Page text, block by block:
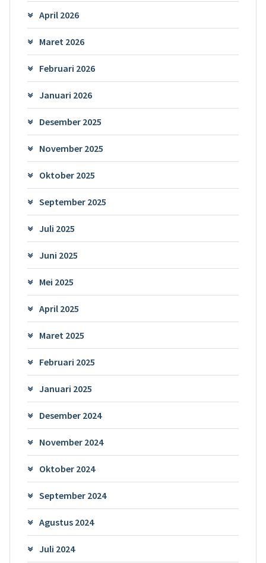
April 2026
Maret 2026
Februari 2026
Januari 2026
Desember 2025
November 2025
Oktober 2025
September 2025
Juli 2025
Juni 2025
Mei 2025
April 2025
Maret 2025
Februari 2025
Januari 2025
Desember 2024
November 2024
Oktober 2024
September 2024
Agustus 2024
Juli 2024